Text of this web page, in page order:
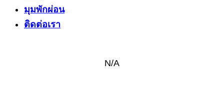
มุมพักผ่อน
ติดต่อเรา
N/A